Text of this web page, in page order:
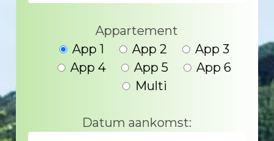
Appartement
App 1
App 2
App 3
App 4
App 5
App 6
Multi
Datum aankomst: